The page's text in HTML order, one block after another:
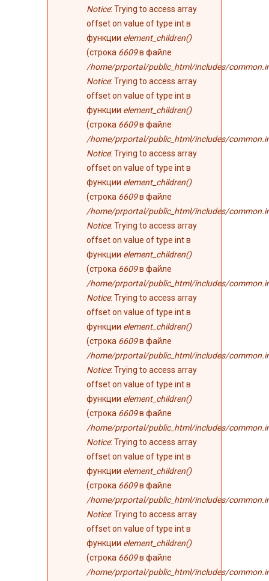
Notice: Trying to access array
offset on value of type int в
функции element_children()
(строка 6609в файле
/home/prportal/public_html/includes/
Notice: Trying to access array
offset on value of type int в
функции element_children()
(строка 6609в файле
/home/prportal/public_html/includes/
Notice: Trying to access array
offset on value of type int в
функции element_children()
(строка 6609в файле
/home/prportal/public_html/includes/
Notice: Trying to access array
offset on value of type int в
функции element_children()
(строка 6609в файле
/home/prportal/public_html/includes/
Notice: Trying to access array
offset on value of type int в
функции element_children()
(строка 6609в файле
/home/prportal/public_html/includes/
Notice: Trying to access array
offset on value of type int в
функции element_children()
(строка 6609в файле
/home/prportal/public_html/includes/
Notice: Trying to access array
offset on value of type int в
функции element_children()
(строка 6609в файле
/home/prportal/public_html/includes/
Notice: Trying to access array
offset on value of type int в
функции element_children()
(строка 6609в файле
/home/prportal/public_html/includes/